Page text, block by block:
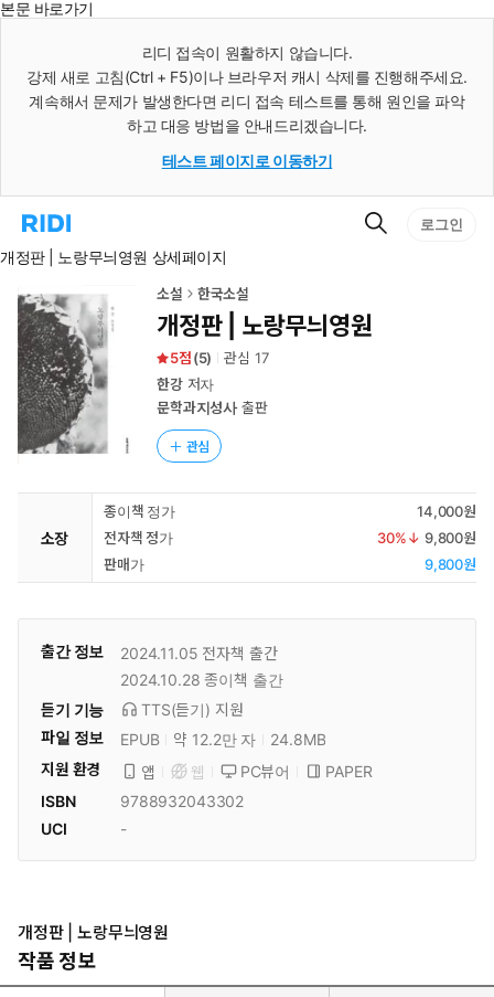
본문 바로가기
리디 접속이 원활하지 않습니다.
강제 새로 고침(Ctrl + F5)이나 브라우저 캐시 삭제를 진행해주세요.
계속해서 문제가 발생한다면 리디 접속 테스트를 통해 원인을 파악
하고 대응 방법을 안내드리겠습니다.
테스트 페이지로 이동하기
리
홈
로
이
동
검
로그인
개정판 | 노랑무늬영원 상세페이지
소설 한국소설
개정판 | 노랑무늬영원
5 (5) 관심 17
한강저자
문학과지성사출판
관심
소장
종이책 정가
14,000원
전자책 정가
30%↓ 9,800원
판매가
9,800원
출간 정보 2024.11.05 전자책 출간
2024.10.28 종이책 출간
듣기 기능
TTS(듣기) 지원
파일 정보
EPUB 약 12.2만 자
24.8MB
지원 환경
앱 웹 PC뷰어
PAPER
ISBN
9788932043302
UCI
-
개정판 | 노랑무늬영원
작품 정보